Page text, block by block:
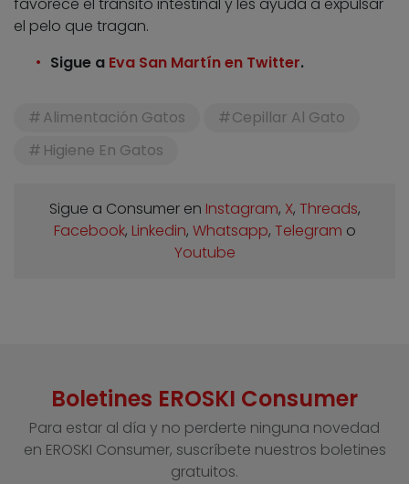
favorece el tránsito intestinal y les ayuda a expulsar
el pelo que tragan.
Sigue a Eva San Martín en Twitter.
Alimentación Gatos
Cepillar Al Gato
Higiene En Gatos
Sigue a Consumer en Instagram, X, Threads,
Facebook, Linkedin, Whatsapp, Telegram o
Youtube
Boletines EROSKI Consumer
Para estar al día y no perderte ninguna novedad
en EROSKI Consumer, suscríbete nuestros boletines
gratuitos.